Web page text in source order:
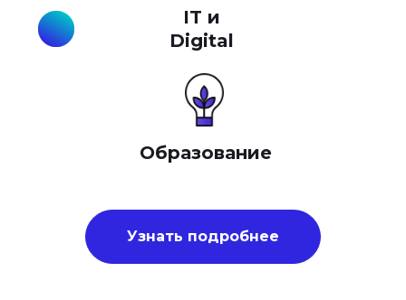
IT и
Digital
Образование
Узнать подробнее